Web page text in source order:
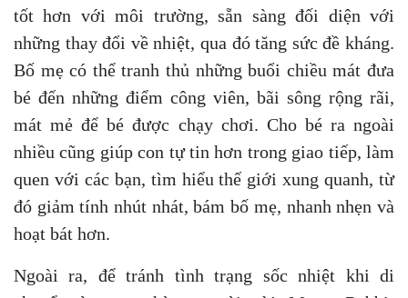
tốt hơn với môi trường, sẵn sàng đối diện với
những thay đổi về nhiệt, qua đó tăng sức đề kháng.
Bố mẹ có thể tranh thủ những buổi chiều mát đưa
bé đến những điểm công viên, bãi sông rộng rãi,
mát mẻ để bé được chạy chơi. Cho bé ra ngoài
nhiều cũng giúp con tự tin hơn trong giao tiếp, làm
quen với các bạn, tìm hiểu thế giới xung quanh, từ
đó giảm tính nhút nhát, bám bố mẹ, nhanh nhẹn và
hoạt bát hơn.
Ngoài ra, để tránh tình trạng sốc nhiệt khi di